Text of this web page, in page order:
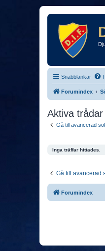
Snabblänkar
Forumindex
Aktiva trådar
Gå till avancerad
Inga träffar hittades.
Gå till avancerad
Forumindex